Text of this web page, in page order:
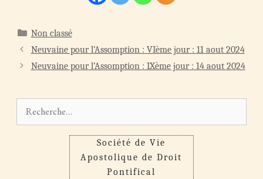
Catégories
Non classé
Navigation
des
Neuvaine pour l’Assomption : VIème jour : 11 aout 2024
Neuvaine pour l’Assomption : IXème jour : 14 aout 2024
Société de Vie
Apostolique de Droit
Pontifical